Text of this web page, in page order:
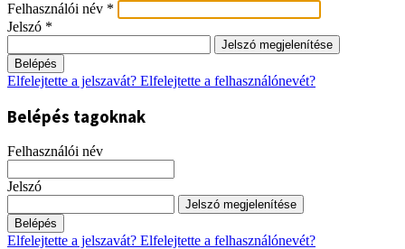
Felhasználói név *
Jelszó *
Jelszó megjelenítése
Belépés
Elfelejtette a jelszavát? Elfelejtette a felhasználónevét?
Belépés tagoknak
Felhasználói név
Jelszó
Jelszó megjelenítése
Belépés
Elfelejtette a jelszavát? Elfelejtette a felhasználónevét?